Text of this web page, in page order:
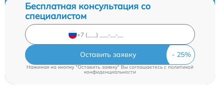
Бесплатная консультация со
специалистом
Оставить заявку
Нажимая на кнопку "Оставить заявку" Вы соглашаетесь c политикой
конфиденциальности